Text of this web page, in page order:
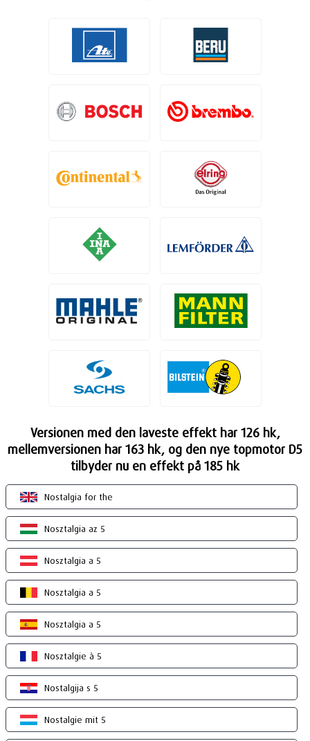
Versionen med den laveste effekt har 126 hk,
mellemversionen har 163 hk, og den nye topmotor D5
tilbyder nu en effekt på 185 hk
Nostalgia for the
Nosztalgia az 5
Nosztalgia a 5
Nosztalgia a 5
Nosztalgia a 5
Nosztalgie à 5
Nostalgija s 5
Nostalgie mit 5